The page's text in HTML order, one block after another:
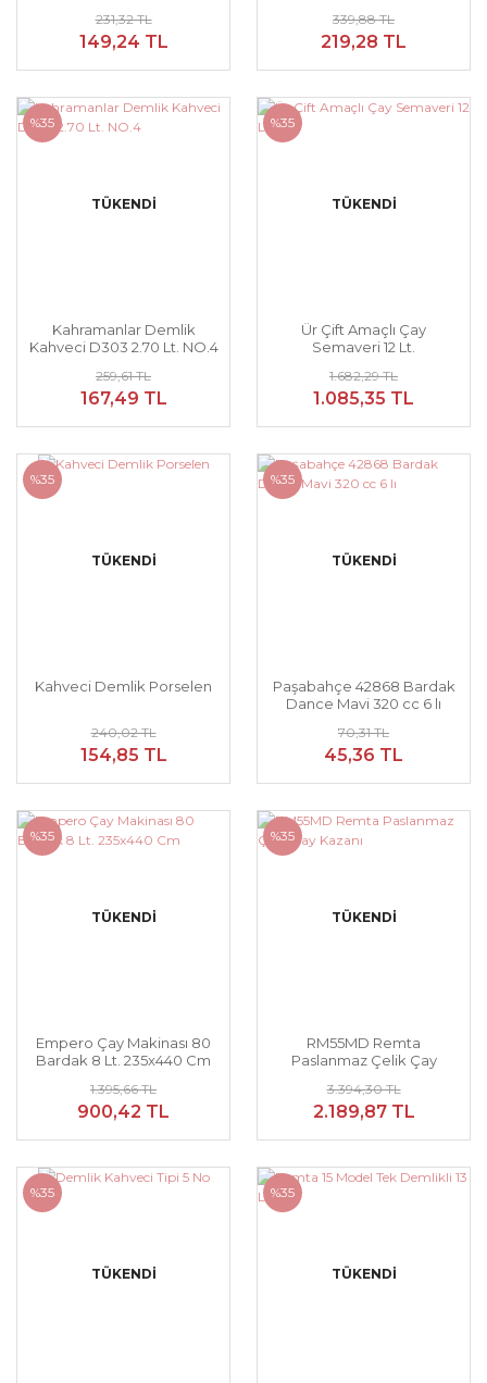
231,32 TL
149,24 TL
339,88 TL
219,28 TL
%35
TÜKENDİ
Kahramanlar Demlik
Kahveci D303 2.70 Lt. NO.4
259,61 TL
167,49 TL
%35
TÜKENDİ
Ür Çift Amaçlı Çay
Semaveri 12 Lt.
1.682,29 TL
1.085,35 TL
%35
TÜKENDİ
Kahveci Demlik Porselen
240,02 TL
154,85 TL
%35
TÜKENDİ
Paşabahçe 42868 Bardak
Dance Mavi 320 cc 6 lı
70,31 TL
45,36 TL
%35
TÜKENDİ
Empero Çay Makinası 80
Bardak 8 Lt. 235x440 Cm
1.395,66 TL
900,42 TL
%35
TÜKENDİ
RM55MD Remta
Paslanmaz Çelik Çay
3.394,30 TL
2.189,87 TL
%35
TÜKENDİ
%35
TÜKENDİ